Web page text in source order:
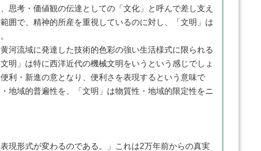
考・価値観の伝達としての「文化」と呼んで差し支え
囲で、精神的所産を重視しているのに対し、「文明」は
河流域に発達した技術的色彩の強い生活様式に限られる
明」は特に西洋近代の機械文明をいうという感じでしょ
利・新進の意となり、便利さを表現するという意味で
地域的普遍性を、「文明」は物質性・地域的限定性をニ
現形式が変わるのである。」これは2万年前からの真実